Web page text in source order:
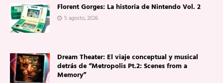
Florent Gorges: La historia de Nintendo Vol. 2
5 agosto, 2026
Dream Theater: El viaje conceptual y musical
detrás de “Metropolis Pt.2: Scenes from a
Memory”